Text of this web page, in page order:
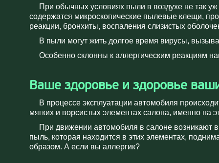
При обычных условиях пыли в воздухе не так
содержатся микроскопические пылевые клещи,
реакции, бронхиты, воспаления слизистых
В пыли могут жить долгое время вирусы,
Особенно склонны к аллергическим реакциям
Ваше здоровье и здоровье
В процессе эксплуатации автомобиля
мягких и ворсистых элементах салона, именно
При движении автомобиля в салоне возникают
пыль, которая находится в этих элементах,
образом. А если вы аллергик?